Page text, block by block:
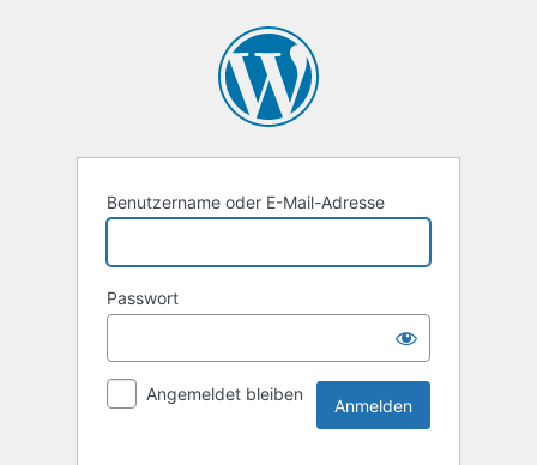
Benutzername oder E-Mail-Adresse
Passwort
Angemeldet bleiben